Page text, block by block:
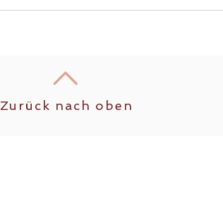
Zurück nach oben